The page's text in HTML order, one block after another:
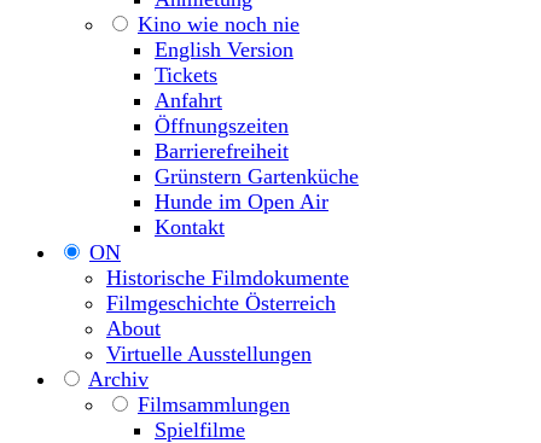
Kino wie noch nie
English Version
Tickets
Anfahrt
Öffnungszeiten
Barrierefreiheit
Grünstern Gartenküche
Hunde im Open Air
Kontakt
ON
Historische Filmdokumente
Filmgeschichte Österreich
About
Virtuelle Ausstellungen
Archiv
Filmsammlungen
Spielfilme